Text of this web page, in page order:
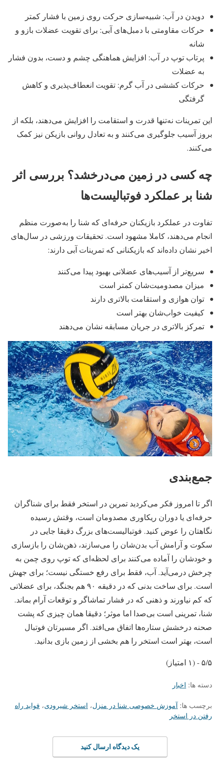
دویدن در آب: شبیه‌سازی حرکت روی زمین با فشار کمتر
حرکات مقاومتی با دمبل‌های آبی: برای تقویت عضلات بازو و
شانه
پرتاب توپ در آب: افزایش هماهنگی چشم و دست، بدون فشار
به عضلات
حرکات کششی در آب گرم: تقویت انعطاف‌پذیری و کاهش
گرفتگی
این تمرینات نه‌تنها قدرت و استقامت را افزایش می‌دهند، بلکه از
بروز آسیب جلوگیری می‌کنند و به تعادل روانی بازیکن نیز کمک
می‌کنند.
چه کسی در زمین می‌درخشد؟ بررسی اثر
شنا بر عملکرد فوتبالیست‌ها
تفاوت در عملکرد بازیکنان حرفه‌ای که شنا را به‌صورت منظم
انجام می‌دهند، کاملا مشهود است. تحقیقات ورزشی در سال‌های
اخیر نشان داده‌اند که بازیکنانی که تمرینات آبی دارند:
سریع‌تر از آسیب‌های عضلانی بهبود پیدا می‌کنند
میزان مصدومیت‌شان کمتر است
توان هوازی و استقامت بالاتری دارند
کیفیت خواب‌شان بهتر است
تمرکز بالاتری در جریان مسابقه نشان می‌دهند
جمع‌بندی
اگر تا امروز فکر می‌کردید تمرین در استخر فقط برای شناگران
حرفه‌ای یا دوران ریکاوری مصدومان است، وقتش رسیده
نگاهتان را عوض کنید. فوتبالیست‌های بزرگ دقیقا جایی در
سکوت و آرامش آب بدن‌شان را می‌سازند، ذهن‌شان را بازسازی
و خودشان را آماده می‌کنند برای لحظه‌ای که توپ روی چمن به
چرخش درمی‌آید. آب، فقط برای رفع خستگی نیست؛ برای جهش
است. برای ساخت بدنی که در دقیقه ۹۰ هم بجنگد، برای عضلاتی
که کم نیاورند و ذهنی که در فشار تماشاگر و توقعات آرام بماند.
شنا، تمرینی است بی‌صدا اما موثر؛ دقیقا همان چیزی که پشت
صحنه درخشش ستاره‌ها اتفاق می‌افتد. اگر مسیرتان فوتبال
است، بهتر است استخر را هم بخشی از زمین بازی‌ بدانید.
۵/۵ - (۱ امتیاز)
دسته ها: اخبار
برچسب ها: آموزش خصوصی شنا در منزل، استخر شیرودی، فواید راه
رفتن در استخر
یک دیدگاه ارسال کنید